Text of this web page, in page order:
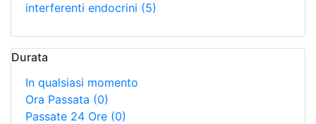
interferenti endocrini (5)
Durata
In qualsiasi momento
Ora Passata (0)
Passate 24 Ore (0)